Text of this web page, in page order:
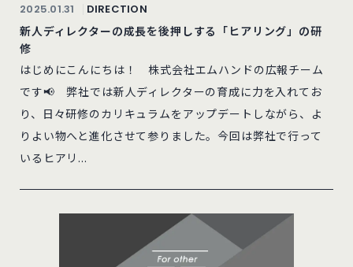
2025.01.31 DIRECTION
新人ディレクターの成長を後押しする「ヒアリング」の研
修
はじめにこんにちは！ 株式会社エムハンドの広報チーム
です📢 弊社では新人ディレクターの育成に力を入れてお
り、日々研修のカリキュラムをアップデートしながら、よ
りよい物へと進化させて参りました。今回は弊社で行って
いるヒアリ...